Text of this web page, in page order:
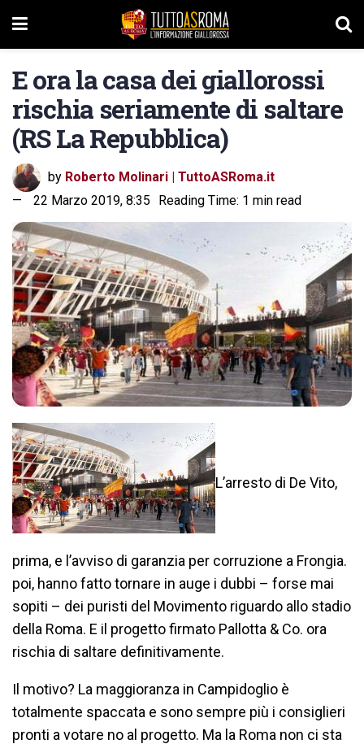
E ora la casa dei giallorossi
rischia seriamente di saltare
(RS La Repubblica)
by Roberto Molinari | TuttoASRoma.it
22 Marzo 2019, 8:35
Reading Time: 1 min read
L’arresto di De Vito,
prima, e l’avviso di garanzia per corruzione a Frongia.
poi, hanno fatto tornare in auge i dubbi – forse mai
sopiti – dei puristi del Movimento riguardo allo stadio
della Roma. E il progetto firmato Pallotta & Co. ora
rischia di saltare definitivamente.
Il motivo? La maggioranza in Campidoglio è
totalmente spaccata e sono sempre più i consiglieri
pronti a votare no al progetto. Ma la Roma non ci sta